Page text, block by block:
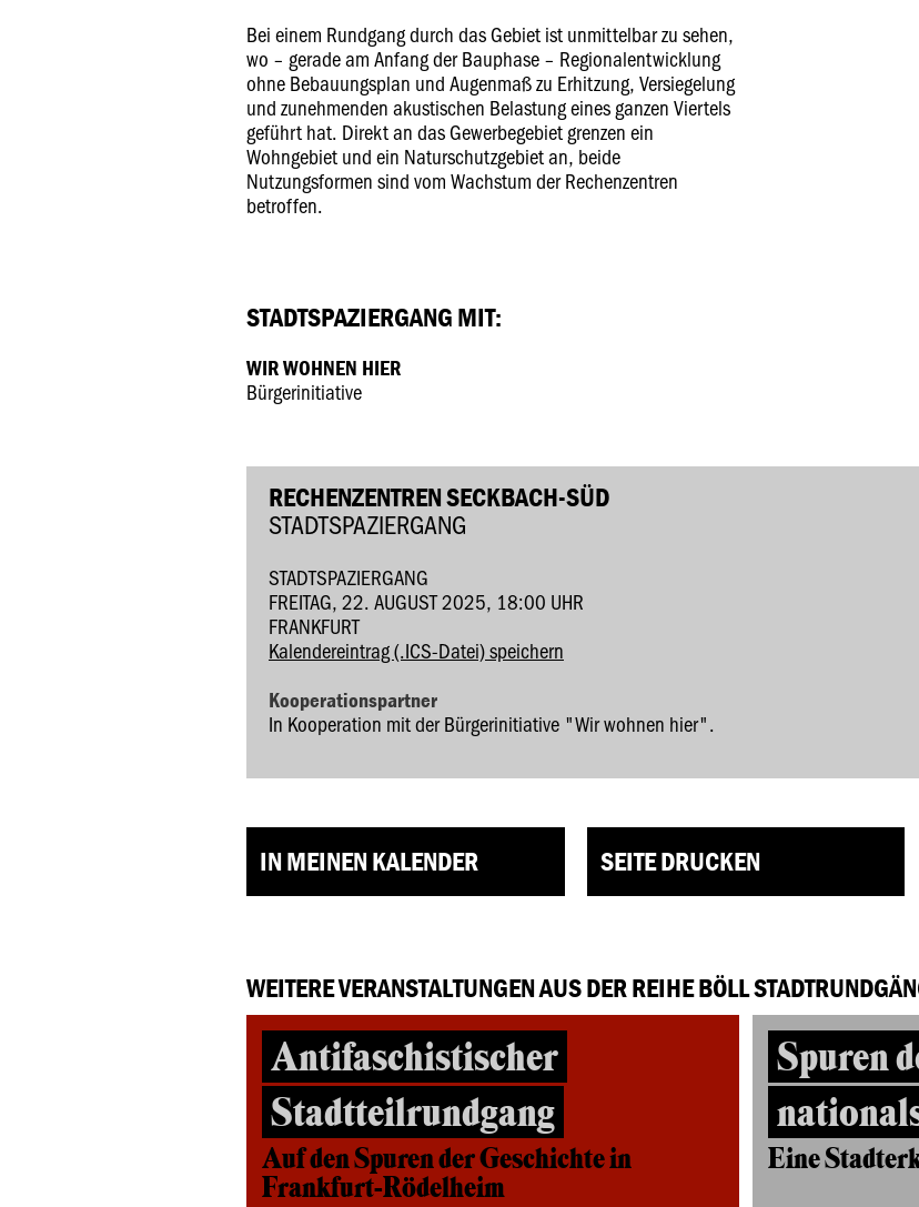
Bei einem Rundgang durch das Gebiet ist unmittelbar zu sehen,
wo – gerade am Anfang der Bauphase – Regionalentwicklung
ohne Bebauungsplan und Augenmaß zu Erhitzung, Versiegelung
und zunehmenden akustischen Belastung eines ganzen Viertels
geführt hat. Direkt an das Gewerbegebiet grenzen ein
Wohngebiet und ein Naturschutzgebiet an, beide
Nutzungsformen sind vom Wachstum der Rechenzentren
betroffen.
STADTSPAZIERGANG MIT:
WIR WOHNEN HIER
Bürgerinitiative
RECHENZENTREN SECKBACH-SÜD
STADTSPAZIERGANG
STADTSPAZIERGANG
FREITAG, 22. AUGUST 2025, 18:00 UHR
FRANKFURT
Kalendereintrag (.ICS-Datei) speichern
Kooperationspartner
In Kooperation mit der Bürgerinitiative "Wir wohnen hier".
IN MEINEN KALENDER SEITE DRUCKEN
WEITERE VERANSTALTUNGEN AUS DER REIHE BÖLL
Antifaschistischer
Stadtteilrundgang
Auf den Spuren der Geschichte in
Frankfurt-Rödelheim
Spuren
Eine